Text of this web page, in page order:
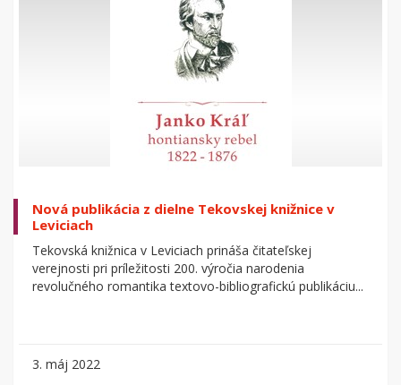
Nová publikácia z dielne Tekovskej knižnice v
Leviciach
Tekovská knižnica v Leviciach prináša čitateľskej
verejnosti pri príležitosti 200. výročia narodenia
revolučného romantika textovo-bibliografickú publikáciu...
3. máj 2022